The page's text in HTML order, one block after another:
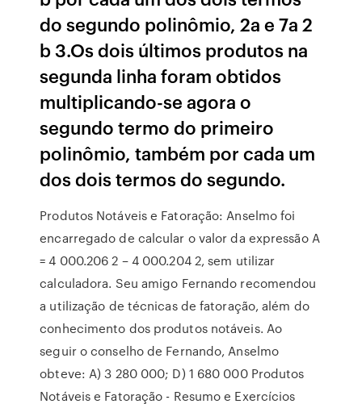
do segundo polinômio, 2a e 7a 2
b 3.Os dois últimos produtos na
segunda linha foram obtidos
multiplicando-se agora o
segundo termo do primeiro
polinômio, também por cada um
dos dois termos do segundo.
Produtos Notáveis e Fatoração: Anselmo foi
encarregado de calcular o valor da expressão A
= 4 000.206 2 – 4 000.204 2, sem utilizar
calculadora. Seu amigo Fernando recomendou
a utilização de técnicas de fatoração, além do
conhecimento dos produtos notáveis. Ao
seguir o conselho de Fernando, Anselmo
obteve: A) 3 280 000; D) 1 680 000 Produtos
Notáveis e Fatoração - Resumo e Exercícios